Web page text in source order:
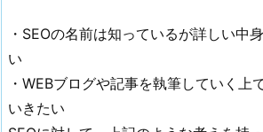
・SEOの名前は知っているが詳しい中
い
・WEBブログや記事を執筆していく上
いきたい